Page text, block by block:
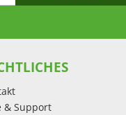
& Support